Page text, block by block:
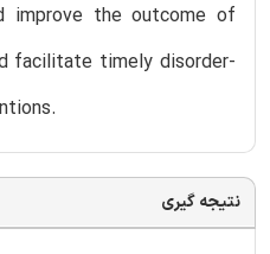
improve the outcome of
facilitate timely disorder-
نتیجه گیری